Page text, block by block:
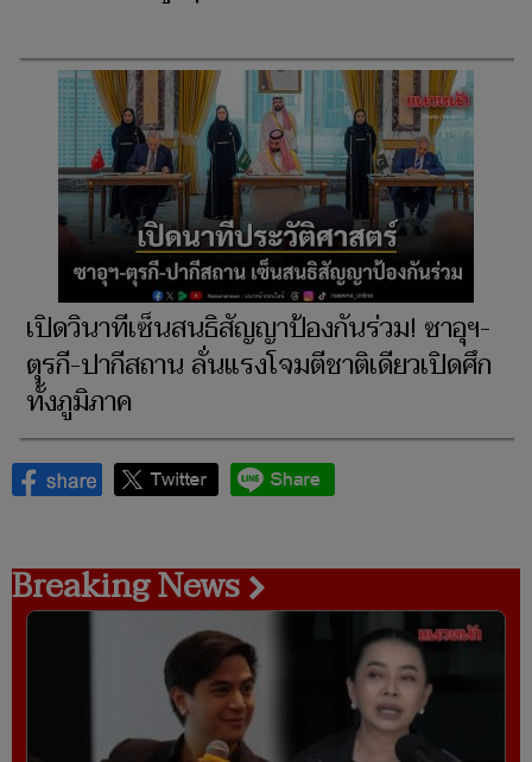
เปิดวินาทีเซ็นสนธิสัญญาป้องกันร่วม! ซาอุฯ-
ตุรกี-ปากีสถาน ลั่นแรงโจมตีชาติเดียวเปิดศึก
ทั้งภูมิภาค
Breaking News